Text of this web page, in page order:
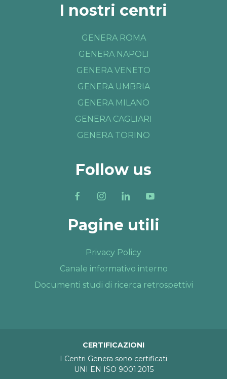
I nostri centri
GENERA ROMA
GENERA NAPOLI
GENERA VENETO
GENERA UMBRIA
GENERA MILANO
GENERA CAGLIARI
GENERA TORINO
Follow us
Pagine utili
Privacy Policy
Canale informativo interno
Documenti studi di ricerca retrospettivi
CERTIFICAZIONI
I Centri Genera sono certificati
UNI EN ISO 9001:2015